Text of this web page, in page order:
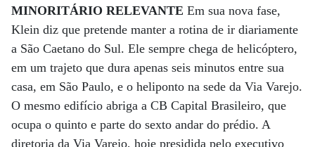
MINORITÁRIO RELEVANTE Em sua nova fase,
Klein diz que pretende manter a rotina de ir diariamente
a São Caetano do Sul. Ele sempre chega de helicóptero,
em um trajeto que dura apenas seis minutos entre sua
casa, em São Paulo, e o heliponto na sede da Via Varejo.
O mesmo edifício abriga a CB Capital Brasileiro, que
ocupa o quinto e parte do sexto andar do prédio. A
diretoria da Via Varejo, hoje presidida pelo executivo